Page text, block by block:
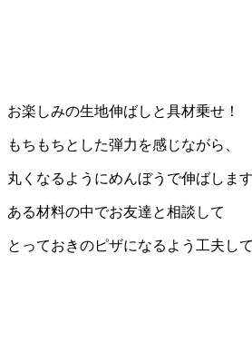
お楽しみの生地伸ばしと具材乗せ！
もちもちとした弾力を感じながら、
丸くなるようにめんぼうで伸ばします
ある材料の中でお友達と相談して
とっておきのピザになるよう工夫し